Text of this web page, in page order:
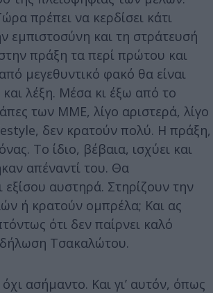
πρέπει να κερδίσει κάτι
εμπιστοσύνη και τη στράτευσή
πράξη τα περί πρώτου και
μεγεθυντικό φακό θα είναι
λέξη. Μέσα κι έξω από το
των ΜΜΕ, λίγο αριστερά, λίγο
δεν κρατούν πολύ. Η πράξη,
Το ίδιο, βέβαια, ισχύει και
απέναντί του. Θα
αυστηρά. Στηρίζουν την
ή κρατούν ομπρέλα; Και ας
ότι δεν παίρνει καλό
Τσακαλώτου.
ασήμαντο. Και γι’ αυτόν, όπως